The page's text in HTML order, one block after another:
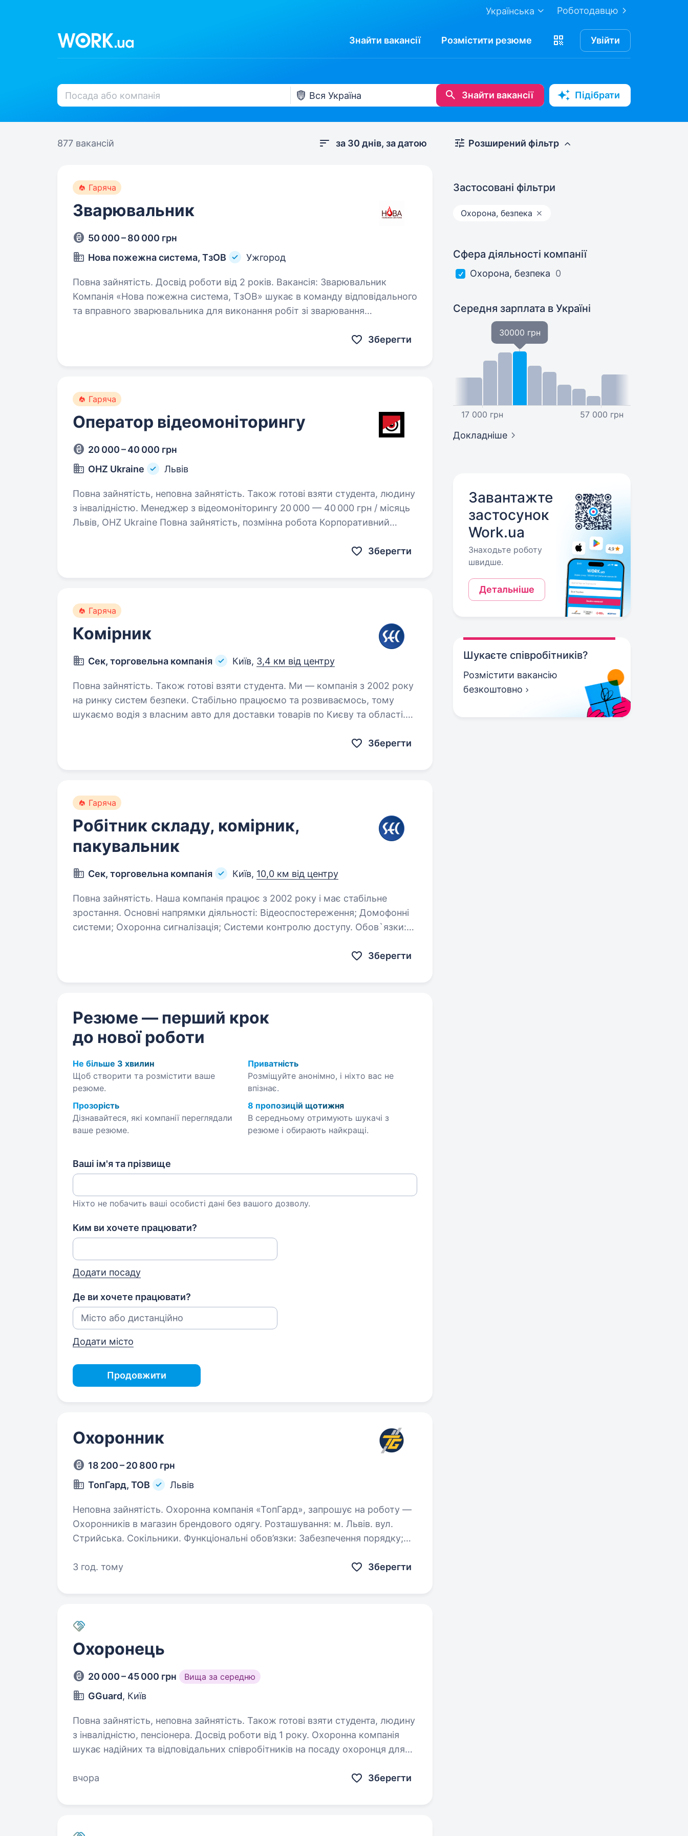
Роботодавцю
Українська
Знайти вакансії Розмістити резюме Увійти
Знайти вакансії Підібрати
877 вакансій за 30 днів, за датою
Гаряча
Зварювальник
50 000 – 80 000 грн
Нова пожежна система, ТзОВ
Ужгород
Повна зайнятість. Досвід роботи від 2 років. Вакансія: Зварювальник
Компанія «Нова пожежна система, ТзОВ» шукає в команду відповідального
та вправного зварювальника для виконання робіт зі зварювання
Зберегти
Гаряча
Оператор відеомоніторингу
20 000 – 40 000 грн
OHZ Ukraine
Львів
Повна зайнятість, неповна зайнятість. Також готові взяти студента, людину
з інвалідністю. Менеджер з відеомоніторингу 20 000 — 40 000 грн / місяць
Львів, OHZ Ukraine Повна зайнятість, позмінна робота Корпоративний
Зберегти
Гаряча
Комірник
Сек, торговельна компанія Київ, 3,4 км від центру
Повна зайнятість. Також готові взяти студента. Ми — компанія з 2002 року
на ринку систем безпеки. Стабільно працюємо та розвиваємось, тому
шукаємо водія з власним авто для доставки товарів по Києву та області.
Зберегти
Гаряча
Робітник складу, комірник,
пакувальник
Сек, торговельна компанія Київ, 10,0 км від центру
Повна зайнятість. Наша компанія працює з 2002 року і має стабільне
зростання. Основні напрямки діяльності: Відеоспостереження; Домофонні
системи; Охоронна сигналізація; Системи контролю доступу. Обов`язки:
Зберегти
Резюме — перший крок
до нової роботи
Не більше 3 хвилин
Щоб створити та розмістити ваше
резюме.
Приватність
Розміщуйте анонімно, і ніхто вас не
впізнає.
Прозорість
Дізнавайтеся, які компанії переглядали
ваше резюме.
8 пропозицій щотижня
В середньому отримують шукачі з
резюме і обирають найкращі.
Ваші ім'я та прізвище
Ніхто не побачить ваші особисті дані без вашого дозволу.
Ким ви хочете працювати?
Додати посаду
Де ви хочете працювати?
Додати місто
Продовжити
Охоронник
18 200 – 20 800 грн
ТопГард, ТОВ
Львів
Неповна зайнятість. Охоронна компанія «ТопГард», запрошує на роботу —
Охоронників в магазин брендового одягу. Розташування: м. Львів. вул.
Стрийська. Сокільники. Функціональні обов’язки: Забезпечення порядку;
3 год. тому
Зберегти
Охоронець
20 000 – 45 000 грн Вища за середню
GGuard, Київ
Повна зайнятість, неповна зайнятість. Також готові взяти студента, людину
з інвалідністю, пенсіонера. Досвід роботи від 1 року. Охоронна компанія
шукає надійних та відповідальних співробітників на посаду охоронця для
вчора Зберегти
Розширений фільтр
Застосовані фільтри
Охорона, безпека
Сфера діяльності компанії
Охорона, безпека 0
Середня зарплата в Україні
17 000 грн
30000 грн
57 000 грн
Докладніше
Завантажте
застосунок
Work.ua
Знаходьте роботу
швидше.
Детальніше
Шукаєте співробітників?
Розмістити вакансію
безкоштовно